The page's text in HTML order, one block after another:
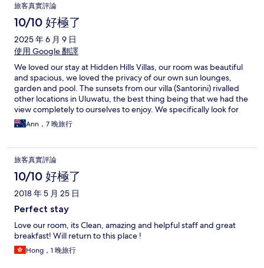
旅客真實評論
10/10 好極了
2025 年 6 月 9 日
使用 Google 翻譯
We loved our stay at Hidden Hills Villas, our room was beautiful
and spacious, we loved the privacy of our own sun lounges,
garden and pool. The sunsets from our villa (Santorini) rivalled
other locations in Uluwatu, the best thing being that we had the
view completely to ourselves to enjoy. We specifically look for
smaller, boutique hotels as we feel comfortable with fewer
people, and have better experiences with being welcomed by
amazing, and we left feeling like family members. From the
moment we arrived, we were greeted by our names, and the
smiles were consistently spontaneous. There are too many to
single out as everyone from all roles contributed to our overall
customer experience. We appreciated all the staff.
Unfortunately the building noise from the construction site is
real, please take this into account if considering to stay. It is not
the fault of Hidden Hills Villas and they can’t control the building
work. For us though, the wonderful experience outweighed the
annoyance of the noise.
Ann，7 晚旅行
旅客真實評論
10/10 好極了
2018 年 5 月 25 日
Perfect stay
Love our room, its Clean, amazing and helpful staff and great
breakfast! Will return to this place !
Hong，1 晚旅行